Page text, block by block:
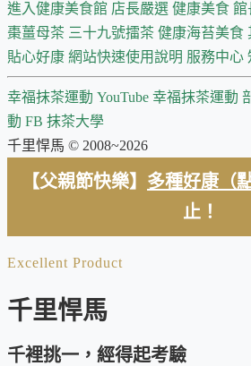
進入健康美食館 店長嚴選 健康美食 館
棗薑母茶 三十九號擂茶 健康海苔美食
貼心好康 網站快速使用說明 服務中心
幸福抹茶運動 YouTube 幸福抹茶運動
動 FB 抹茶大學
千里悍馬 © 2008~2026
【父親節快樂】 多種好康（
止！
Excellent Product
千里悍馬
千裡挑一，經得起考驗